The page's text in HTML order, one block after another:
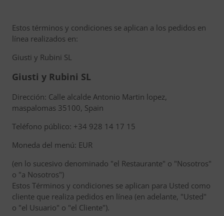
Estos términos y condiciones se aplican a los pedidos en
línea realizados en:
Giusti y Rubini SL
Giusti y Rubini SL
Dirección: Calle alcalde Antonio Martin lopez,
maspalomas 35100, Spain
Teléfono público: +34 928 14 17 15
Moneda del menú: EUR
(en lo sucesivo denominado "el Restaurante" o "Nosotros"
o "a Nosotros")
Estos Términos y condiciones se aplican para Usted como
cliente que realiza pedidos en línea (en adelante, "Usted"
o "el Usuario" o "el Cliente").